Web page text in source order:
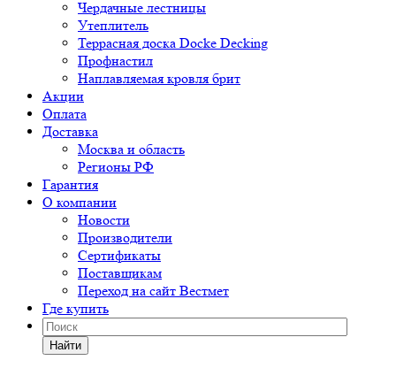
Чердачные лестницы
Утеплитель
Террасная доска Docke Decking
Профнастил
Наплавляемая кровля брит
Акции
Оплата
Доставка
Москва и область
Регионы РФ
Гарантия
О компании
Новости
Производители
Сертификаты
Поставщикам
Переход на сайт Вестмет
Где купить
Найти